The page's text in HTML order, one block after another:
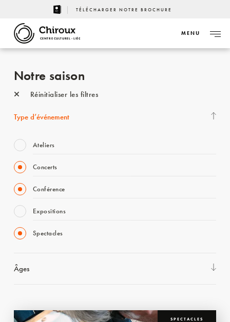
TÉLÉCHARGER NOTRE BROCHURE
CENTRE CULTUREL - LIÈGE
MENU
Notre saison
Réinitialiser les filtres
Type d’événement
Ateliers
Concerts
Conférence
Expositions
Spectacles
Âges
SPECTACLES